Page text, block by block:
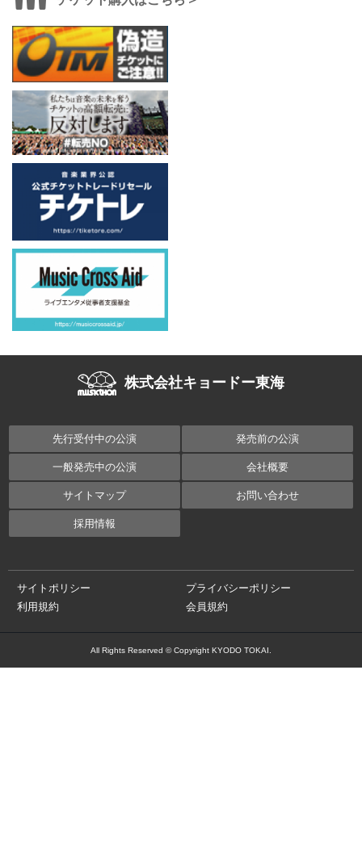
株式会社キョードー東海
先行受付中の公演 発売前の公演
一般発売中の公演 会社概要
サイトマップ お問い合わせ
採用情報
サイトポリシー
プライバシーポリシー
利用規約
会員規約
All Rights Reserved © Copyright KYODO TOKAI.